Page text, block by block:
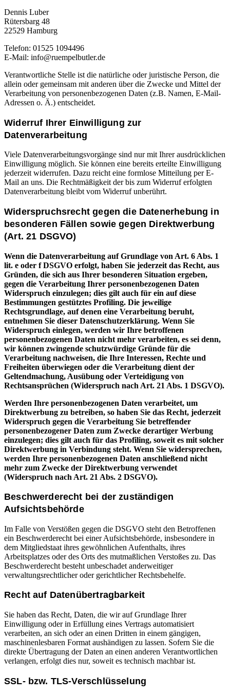
Dennis Luber
Rütersbarg 48
22529 Hamburg
Telefon: 01525 1094496
E-Mail: info@ruempelbutler.de
Verantwortliche Stelle ist die natürliche oder juristische Person, die
allein oder gemeinsam mit anderen über die Zwecke und Mittel der
Verarbeitung von personenbezogenen Daten (z.B. Namen, E-Mail-
Adressen o. Ä.) entscheidet.
Widerruf Ihrer Einwilligung zur
Datenverarbeitung
Viele Datenverarbeitungsvorgänge sind nur mit Ihrer ausdrücklichen
Einwilligung möglich. Sie können eine bereits erteilte Einwilligung
jederzeit widerrufen. Dazu reicht eine formlose Mitteilung per E-
Mail an uns. Die Rechtmäßigkeit der bis zum Widerruf erfolgten
Datenverarbeitung bleibt vom Widerruf unberührt.
Widerspruchsrecht gegen die Datenerhebung in
besonderen Fällen sowie gegen Direktwerbung
(Art. 21 DSGVO)
Wenn die Datenverarbeitung auf Grundlage von Art. 6 Abs. 1
lit. e oder f DSGVO erfolgt, haben Sie jederzeit das Recht, aus
Gründen, die sich aus Ihrer besonderen Situation ergeben,
gegen die Verarbeitung Ihrer personenbezogenen Daten
Widerspruch einzulegen; dies gilt auch für ein auf diese
Bestimmungen gestütztes Profiling. Die jeweilige
Rechtsgrundlage, auf denen eine Verarbeitung beruht,
entnehmen Sie dieser Datenschutzerklärung. Wenn Sie
Widerspruch einlegen, werden wir Ihre betroffenen
personenbezogenen Daten nicht mehr verarbeiten, es sei denn,
wir können zwingende schutzwürdige Gründe für die
Verarbeitung nachweisen, die Ihre Interessen, Rechte und
Freiheiten überwiegen oder die Verarbeitung dient der
Geltendmachung, Ausübung oder Verteidigung von
Rechtsansprüchen (Widerspruch nach Art. 21 Abs. 1 DSGVO).
Werden Ihre personenbezogenen Daten verarbeitet, um
Direktwerbung zu betreiben, so haben Sie das Recht, jederzeit
Widerspruch gegen die Verarbeitung Sie betreffender
personenbezogener Daten zum Zwecke derartiger Werbung
einzulegen; dies gilt auch für das Profiling, soweit es mit solcher
Direktwerbung in Verbindung steht. Wenn Sie widersprechen,
werden Ihre personenbezogenen Daten anschließend nicht
mehr zum Zwecke der Direktwerbung verwendet
(Widerspruch nach Art. 21 Abs. 2 DSGVO).
Beschwerderecht bei der zuständigen
Aufsichtsbehörde
Im Falle von Verstößen gegen die DSGVO steht den Betroffenen
ein Beschwerderecht bei einer Aufsichtsbehörde, insbesondere in
dem Mitgliedstaat ihres gewöhnlichen Aufenthalts, ihres
Arbeitsplatzes oder des Orts des mutmaßlichen Verstoßes zu. Das
Beschwerderecht besteht unbeschadet anderweitiger
verwaltungsrechtlicher oder gerichtlicher Rechtsbehelfe.
Recht auf Datenübertragbarkeit
Sie haben das Recht, Daten, die wir auf Grundlage Ihrer
Einwilligung oder in Erfüllung eines Vertrags automatisiert
verarbeiten, an sich oder an einen Dritten in einem gängigen,
maschinenlesbaren Format aushändigen zu lassen. Sofern Sie die
direkte Übertragung der Daten an einen anderen Verantwortlichen
verlangen, erfolgt dies nur, soweit es technisch machbar ist.
SSL- bzw. TLS-Verschlüsselung